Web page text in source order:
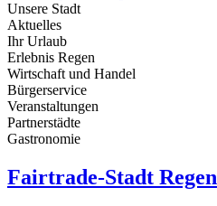
Unsere Stadt
Aktuelles
Ihr Urlaub
Erlebnis Regen
Wirtschaft und Handel
Bürgerservice
Veranstaltungen
Partnerstädte
Gastronomie
Fairtrade-Stadt Regen